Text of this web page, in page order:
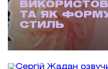
ТА ЯК
СТИЛЬ